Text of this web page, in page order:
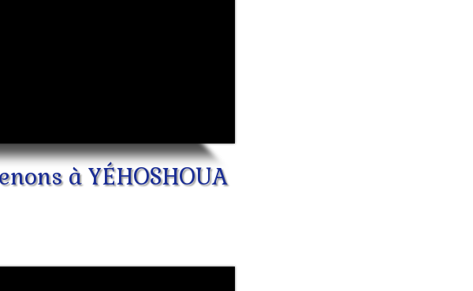
à YÉHOSHOUA